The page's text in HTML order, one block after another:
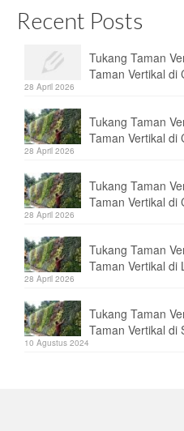
Recent Posts
Tukang Taman
Taman Vertikal di
28 April 2026
Tukang Taman
Taman Vertikal di
28 April 2026
Tukang Taman
Taman Vertikal di
28 April 2026
Tukang Taman
Taman Vertikal di
28 April 2026
Tukang Taman
Taman Vertikal di
10 Agustus 2024